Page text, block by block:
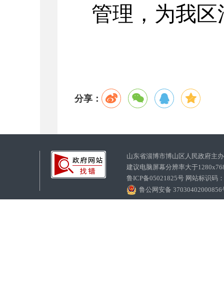
管理，为我
分享：
山东省淄博市博山区人民政府
建议电脑屏幕分辨率大于
鲁ICP备05021825号 网站标识码
鲁公网安备 37030402000856